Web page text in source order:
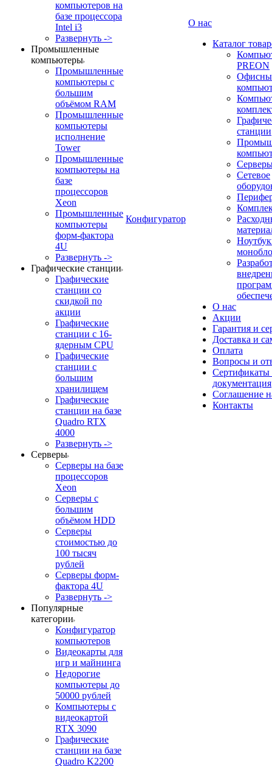
компьютеров на
базе процессора
Intel i3
Развернуть ->
Промышленные
компьютеры
Промышленные
компьютеры с
большим
объёмом RAM
Промышленные
компьютеры
исполнение
Tower
Промышленные
компьютеры на
базе
процессоров
Xeon
Промышленные
компьютеры
форм-фактора
4U
Развернуть ->
Графические станции
Графические
станции со
скидкой по
акции
Графические
станции с 16-
ядерным CPU
Графические
станции с
большим
хранилищем
Графические
станции на базе
Quadro RTX
4000
Развернуть ->
Серверы
Серверы на базе
процессоров
Xeon
Серверы с
большим
объёмом HDD
Серверы
стоимостью до
100 тысяч
рублей
Серверы форм-
фактора 4U
Развернуть ->
Популярные
категории
Конфигуратор
компьютеров
Видеокарты для
игр и майнинга
Недорогие
компьютеры до
50000 рублей
Компьютеры с
видеокартой
RTX 3090
Графические
станции на базе
Quadro K2200
Конфигуратор
О нас
Каталог
PREON
станции
Сетевое
О нас
Акции
Гарантия и
Доставка и
Оплата
Вопросы и
Сертификаты
документация
Соглашение
Контакты